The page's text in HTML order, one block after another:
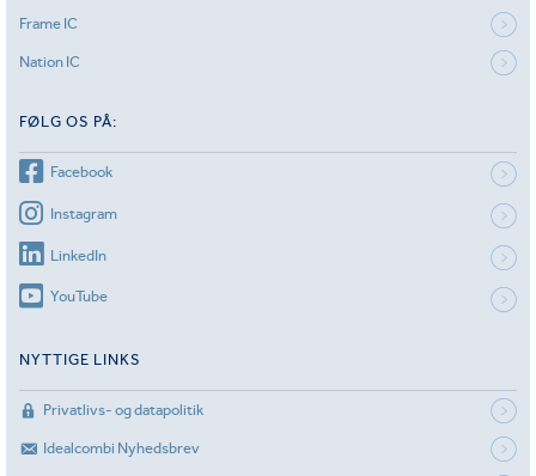
Frame IC
Nation IC
FØLG OS PÅ:
Facebook
Instagram
LinkedIn
YouTube
NYTTIGE LINKS
Privatlivs- og datapolitik
Idealcombi Nyhedsbrev